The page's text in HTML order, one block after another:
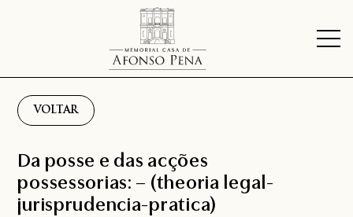
VOLTAR
Da posse e das acções
possessorias: – (theoria legal-
jurisprudencia-pratica)